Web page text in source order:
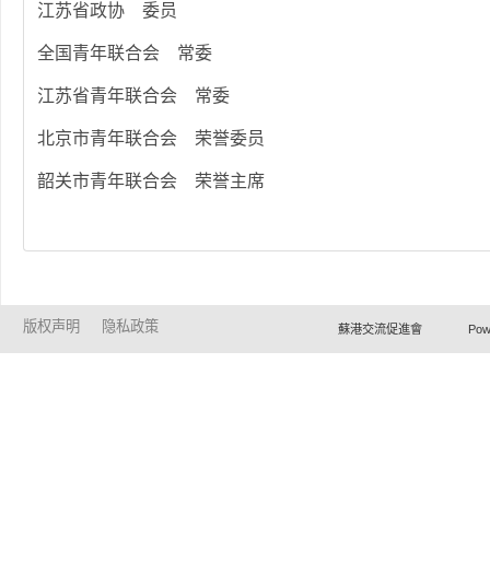
江苏省政协 委员
全国青年联合会 常委
江苏省青年联合会 常委
北京市青年联合会 荣誉委员
韶关市青年联合会 荣誉主席
版权声明 隐私政策 蘇港交流促進會